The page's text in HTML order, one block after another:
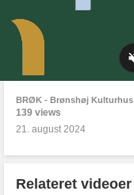
BRØK - Brønshøj Kulturhus
139 views
21. august 2024
Relateret videoer